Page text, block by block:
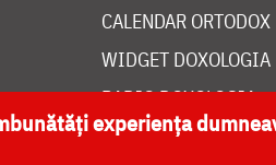
CALENDAR ORTODOX
WIDGET DOXOLOGIA
RADIO DOXOLOGIA
experiența